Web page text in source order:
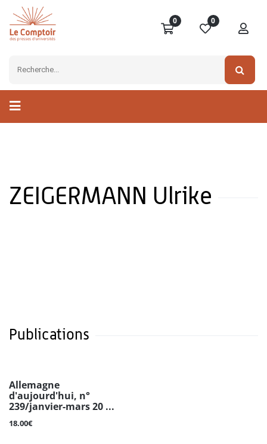
0 0
ZEIGERMANN Ulrike
Publications
Allemagne
d'aujourd'hui, n°
239/janvier-mars 20 ...
18.00€